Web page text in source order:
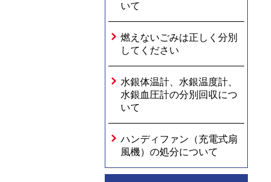
いて
燃えないごみは正しく分別
してください
水銀体温計、水銀温度計、
水銀血圧計の分別回収につ
いて
ハンディファン（充電式扇
風機）の処分について